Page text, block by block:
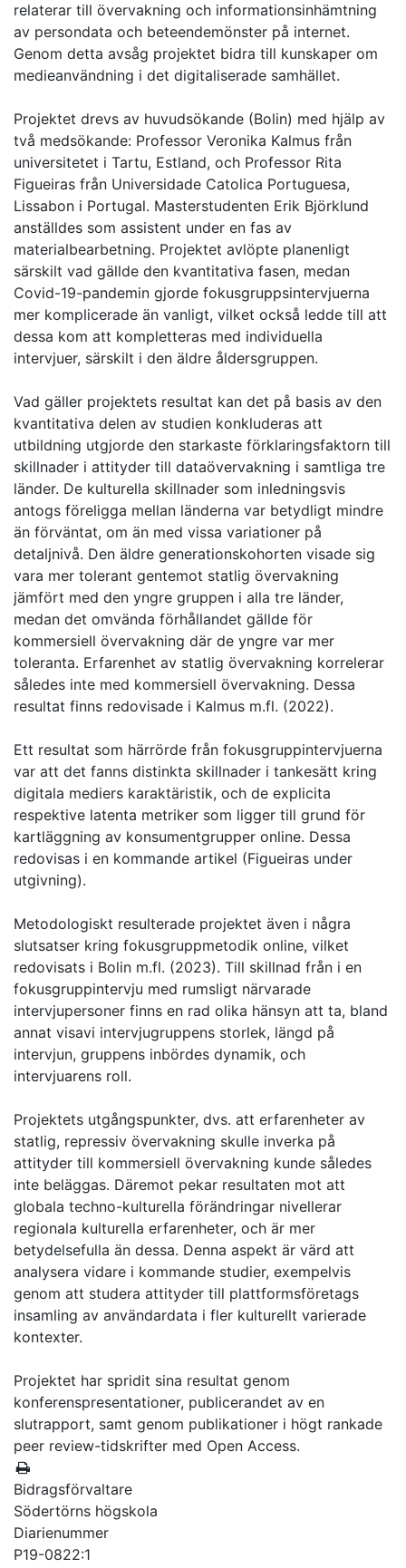
relaterar till övervakning och informationsinhämtning
av persondata och beteendemönster på internet.
Genom detta avsåg projektet bidra till kunskaper om
medieanvändning i det digitaliserade samhället.
Projektet drevs av huvudsökande (Bolin) med hjälp av
två medsökande: Professor Veronika Kalmus från
universitetet i Tartu, Estland, och Professor Rita
Figueiras från Universidade Catolica Portuguesa,
Lissabon i Portugal. Masterstudenten Erik Björklund
anställdes som assistent under en fas av
materialbearbetning. Projektet avlöpte planenligt
särskilt vad gällde den kvantitativa fasen, medan
Covid-19-pandemin gjorde fokusgruppsintervjuerna
mer komplicerade än vanligt, vilket också ledde till att
dessa kom att kompletteras med individuella
intervjuer, särskilt i den äldre åldersgruppen.
Vad gäller projektets resultat kan det på basis av den
kvantitativa delen av studien konkluderas att
utbildning utgjorde den starkaste förklaringsfaktorn till
skillnader i attityder till dataövervakning i samtliga tre
länder. De kulturella skillnader som inledningsvis
antogs föreligga mellan länderna var betydligt mindre
än förväntat, om än med vissa variationer på
detaljnivå. Den äldre generationskohorten visade sig
vara mer tolerant gentemot statlig övervakning
jämfört med den yngre gruppen i alla tre länder,
medan det omvända förhållandet gällde för
kommersiell övervakning där de yngre var mer
toleranta. Erfarenhet av statlig övervakning korrelerar
således inte med kommersiell övervakning. Dessa
resultat finns redovisade i Kalmus m.fl. (2022).
Ett resultat som härrörde från fokusgruppintervjuerna
var att det fanns distinkta skillnader i tankesätt kring
digitala mediers karaktäristik, och de explicita
respektive latenta metriker som ligger till grund för
kartläggning av konsumentgrupper online. Dessa
redovisas i en kommande artikel (Figueiras under
utgivning).
Metodologiskt resulterade projektet även i några
slutsatser kring fokusgruppmetodik online, vilket
redovisats i Bolin m.fl. (2023). Till skillnad från i en
fokusgruppintervju med rumsligt närvarade
intervjupersoner finns en rad olika hänsyn att ta, bland
annat visavi intervjugruppens storlek, längd på
intervjun, gruppens inbördes dynamik, och
intervjuarens roll.
Projektets utgångspunkter, dvs. att erfarenheter av
statlig, repressiv övervakning skulle inverka på
attityder till kommersiell övervakning kunde således
inte beläggas. Däremot pekar resultaten mot att
globala techno-kulturella förändringar nivellerar
regionala kulturella erfarenheter, och är mer
betydelsefulla än dessa. Denna aspekt är värd att
analysera vidare i kommande studier, exempelvis
genom att studera attityder till plattformsföretags
insamling av användardata i fler kulturellt varierade
kontexter.
Projektet har spridit sina resultat genom
konferenspresentationer, publicerandet av en
slutrapport, samt genom publikationer i högt rankade
peer review-tidskrifter med Open Access.
Bidragsförvaltare
Södertörns högskola
Diarienummer
P19-0822:1